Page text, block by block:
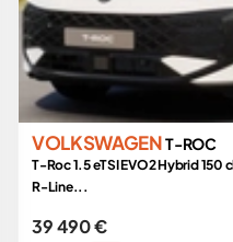
VOLKSWAGENT-ROC
T-Roc 1.5 eTSI EVO2 Hybrid 150
R-Line...
39 490 €